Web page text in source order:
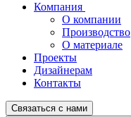
Компания
О компании
Производство
О материале
Проекты
Дизайнерам
Контакты
Связаться с нами